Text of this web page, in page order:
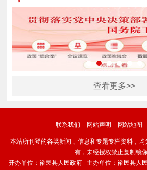
查看更多>>
联系我们 网站声明 网站地图
本站所刊登的各类新闻﹑信息和专题专栏资料，
有，未经授权禁止复制镜像
开办单位：裕民县人民政府 主办单位：裕民县人